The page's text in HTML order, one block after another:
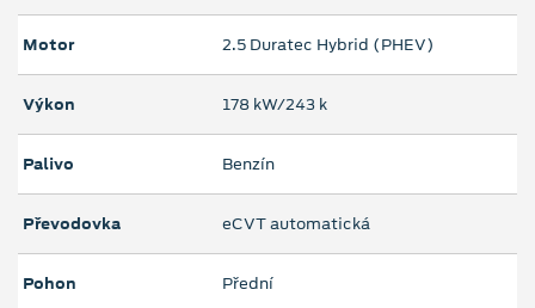
Motor 2.5 Duratec Hybrid (PHEV)
Výkon 178 kW/243 k
Palivo Benzín
Převodovka eCVT automatická
Pohon Přední